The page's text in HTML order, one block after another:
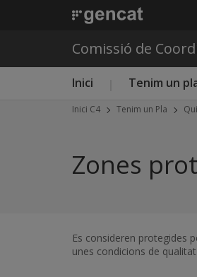
Comissió de
Menú principal
Inici Tenim un
Inici C4 Tenim un Pla
Zones
Es consideren protegides
unes condicions de